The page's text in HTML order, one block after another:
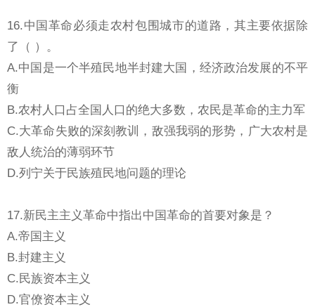
16.中国革命必须走农村包围城市的道路，其主要依据除
了（ ）。
A.中国是一个半殖民地半封建大国，经济政治发展的不平
衡
B.农村人口占全国人口的绝大多数，农民是革命的主力军
C.大革命失败的深刻教训，敌强我弱的形势，广大农村是
敌人统治的薄弱环节
D.列宁关于民族殖民地问题的理论
17.新民主主义革命中指出中国革命的首要对象是？
A.帝国主义
B.封建主义
C.民族资本主义
D.官僚资本主义